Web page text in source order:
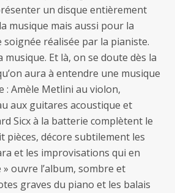
un disque entièrement
musique mais aussi pour la
réalisée par la pianiste.
musique. Et là, on se doute dès la
aura à entendre une musique
: Amèle Metlini au violon,
aux guitares acoustique et
Sicx à la batterie complètent le
pièces, décore subtilement les
et les improvisations qui en
ouvre l’album, sombre et
graves du piano et les balais